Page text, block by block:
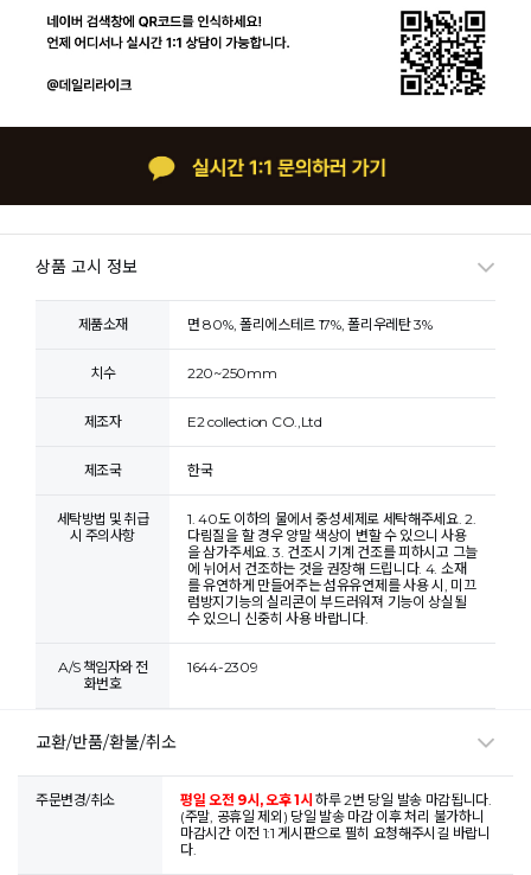
상품 고시 정보
제품소재 면 80%, 폴리에스테르 17%, 폴리우레탄 3%
치수 220~250mm
제조자 E2 collection CO.,Ltd
제조국 한국
세탁방법 및 취급
시 주의사항
1. 40도 이하의 물에서 중성세제로 세탁해주세요. 2.
다림질을 할 경우 양말 색상이 변할 수 있으니 사용
을 삼가주세요. 3. 건조시 기계 건조를 피하시고 그늘
에 뉘어서 건조하는 것을 권장해 드립니다. 4. 소재
를 유연하게 만들어주는 섬유유연제를 사용 시, 미끄
럼방지기능의 실리콘이 부드러워져 기능이 상실될
수 있으니 신중히 사용 바랍니다.
A/S 책임자와 전
화번호
1644-2309
교환/반품/환불/취소
주문변경/취소 평일 오전 9시, 오후 1시하루 2번 당일 발송 마감됩니다.
(주말, 공휴일 제외) 당일 발송 마감 이후 처리 불가하니
마감시간 이전 1:1 게시판으로 필히 요청해주시길 바랍니
다.